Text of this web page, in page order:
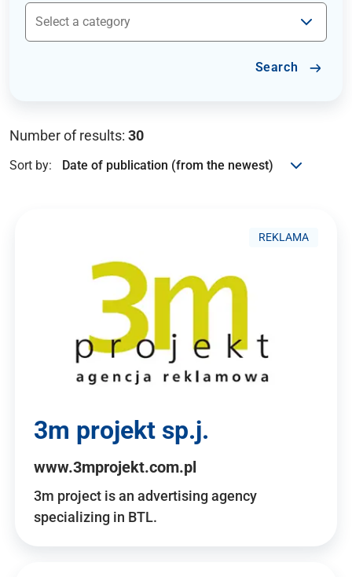
Search
Number of results: 30
Sort by:
REKLAMA
3m projekt sp.j.
www.3mprojekt.com.pl
3m project is an advertising agency
specializing in BTL.